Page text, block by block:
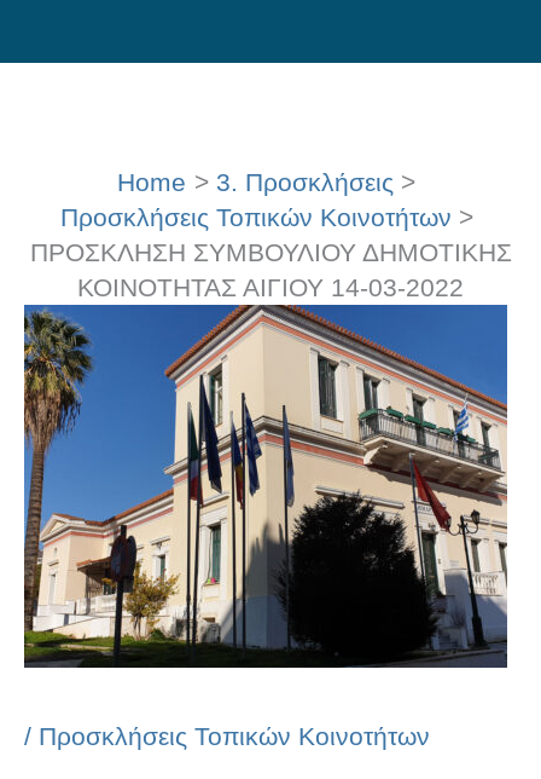
to
Home
3. Προσκλήσεις
Προσκλήσεις Τοπικών Κοινοτήτων
ΠΡΟΣΚΛΗΣΗ ΣΥΜΒΟΥΛΙΟΥ ΔΗΜΟΤΙΚΗΣ
ΚΟΙΝΟΤΗΤΑΣ ΑΙΓΙΟΥ 14-03-2022
/ Προσκλήσεις Τοπικών Κοινοτήτων